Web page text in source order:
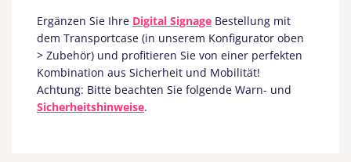
Ergänzen Sie Ihre Digital Signage Bestellung mit
dem Transportcase (in unserem Konfigurator oben
> Zubehör) und profitieren Sie von einer perfekten
Kombination aus Sicherheit und Mobilität!
Achtung: Bitte beachten Sie folgende Warn- und
Sicherheitshinweise.